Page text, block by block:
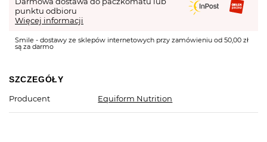
punktu odbioru
Więcej informacji
Smile - dostawy ze sklepów internetowych przy zamówieniu od 50,00 zł
są za darmo
SZCZEGÓŁY
Producent
Equiform Nutrition